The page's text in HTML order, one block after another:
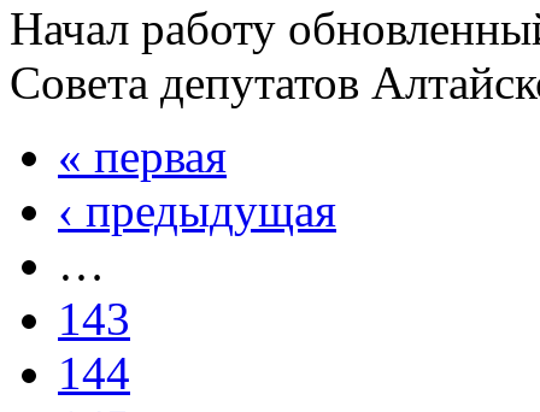
Начал работу
Совета депутатов
« первая
‹ предыдущая
…
143
144